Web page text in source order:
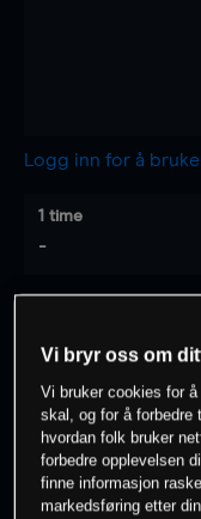
Logg inn for å
1 time
-
-
0% av
Vi bryr oss om
Vi bruker cookies for
skal, og for å forbedre
hvordan folk bruker
forbedre opplevelsen
finne informasjon
markedsføring etter